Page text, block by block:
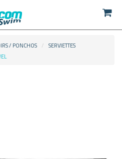
/ PONCHOS
SERVIETTES